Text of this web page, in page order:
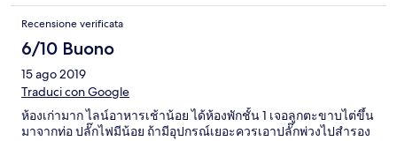
Recensione verificata
6/10 Buono
15 ago 2019
Traduci con Google
ห้องเก่ามาก ไลน์อาหารเช้าน้อย ได้ห้องพักชั้น 1 เจอลูกตะขาบไต่ขึ้น
มาจากท่อ ปลั๊กไฟมีน้อย ถ้ามีอุปกรณ์เยอะควรเอาปลั๊กพ่วงไปสำรอง